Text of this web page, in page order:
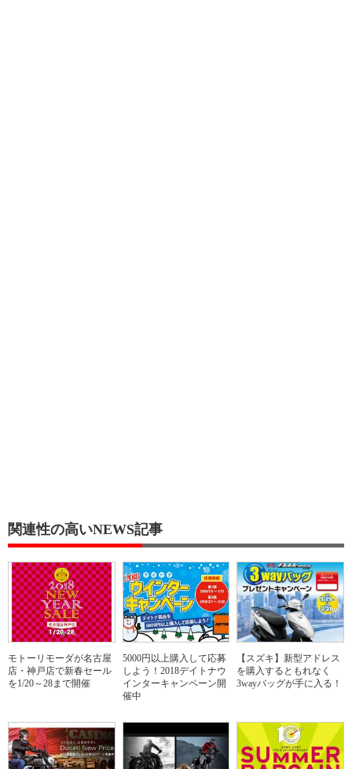
関連性の高いNEWS記事
モトーリモーダが名古屋
店・神戸店で新春セール
を1/20～28まで開催
5000円以上購入して応募
しよう！2018デイトナウ
インターキャンペーン開
催中
【スズキ】新型アドレス
を購入するともれなく
3wayバッグが手に入る！